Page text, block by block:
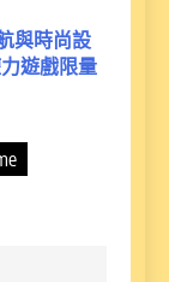
與時尚設
遊戲限量